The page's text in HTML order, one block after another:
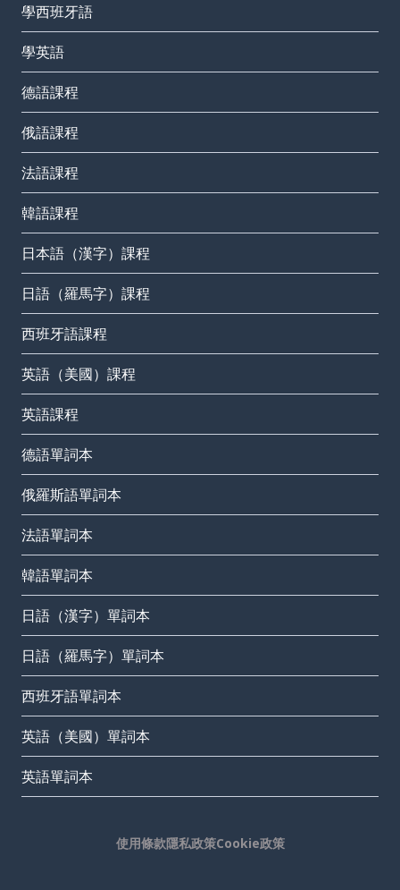
學西班牙語
學英語
德語課程
俄語課程
法語課程
韓語課程
日本語（漢字）課程
日語（羅馬字）課程
西班牙語課程
英語（美國）課程
英語課程
德語單詞本
俄羅斯語單詞本
法語單詞本
韓語單詞本
日語（漢字）單詞本
日語（羅馬字）單詞本
西班牙語單詞本
英語（美國）單詞本
英語單詞本
使用條款隱私政策Cookie政策